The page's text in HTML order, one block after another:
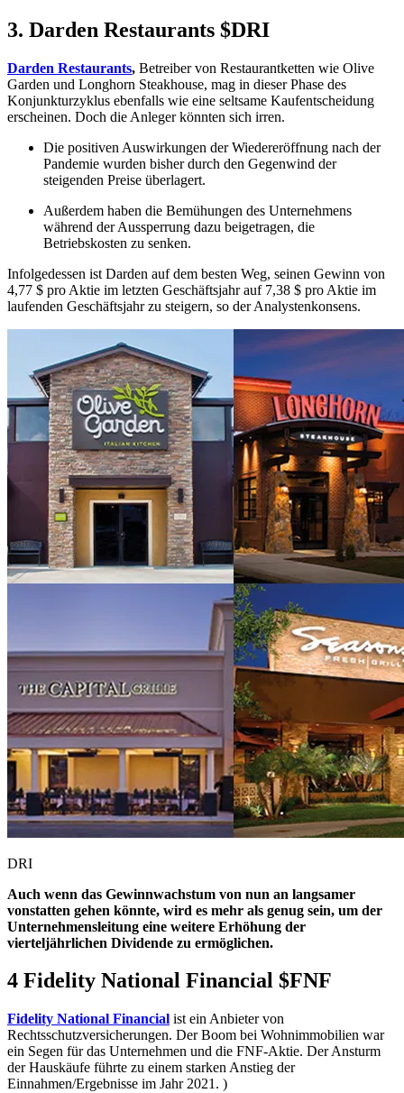
3. Darden Restaurants $DRI
Darden Restaurants, Betreiber von Restaurantketten wie Olive
Garden und Longhorn Steakhouse, mag in dieser Phase des
Konjunkturzyklus ebenfalls wie eine seltsame Kaufentscheidung
erscheinen. Doch die Anleger könnten sich irren.
Die positiven Auswirkungen der Wiedereröffnung nach der
Pandemie wurden bisher durch den Gegenwind der
steigenden Preise überlagert.
Außerdem haben die Bemühungen des Unternehmens
während der Aussperrung dazu beigetragen, die
Betriebskosten zu senken.
Infolgedessen ist Darden auf dem besten Weg, seinen Gewinn von
4,77 $ pro Aktie im letzten Geschäftsjahr auf 7,38 $ pro Aktie im
laufenden Geschäftsjahr zu steigern, so der Analystenkonsens.
DRI
Auch wenn das Gewinnwachstum von nun an langsamer
vonstatten gehen könnte, wird es mehr als genug sein, um der
Unternehmensleitung eine weitere Erhöhung der
vierteljährlichen Dividende zu ermöglichen.
4 Fidelity National Financial $FNF
Fidelity National Financial ist ein Anbieter von
Rechtsschutzversicherungen. Der Boom bei Wohnimmobilien war
ein Segen für das Unternehmen und die FNF-Aktie. Der Ansturm
der Hauskäufe führte zu einem starken Anstieg der
Einnahmen/Ergebnisse im Jahr 2021. )